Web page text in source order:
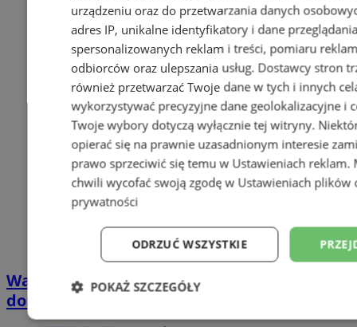
Wakacyjny wypoczynek nad Bałtykiem w
domkach Szmaragdowe Morze
urządzeniu oraz do przetwarzania danych
adres IP, unikalne identyfikatory i dane
spersonalizowanych reklam i treści, pomiaru
odbiorców oraz ulepszania usług. Dostawcy stron
również przetwarzać Twoje dane w tych i innych
wykorzystywać precyzyjne dane geolokalizacyjne i
Twoje wybory dotyczą wyłącznie tej witryny.
opierać się na prawnie uzasadnionym interesie
prawo sprzeciwić się temu w Ustawieniach reklam.
chwili wycofać swoją zgodę w Ustawieniach plików
prywatności
ODRZUĆ WSZYSTKIE
POKAŻ SZCZEGÓŁY
Niezbędne Wydajność